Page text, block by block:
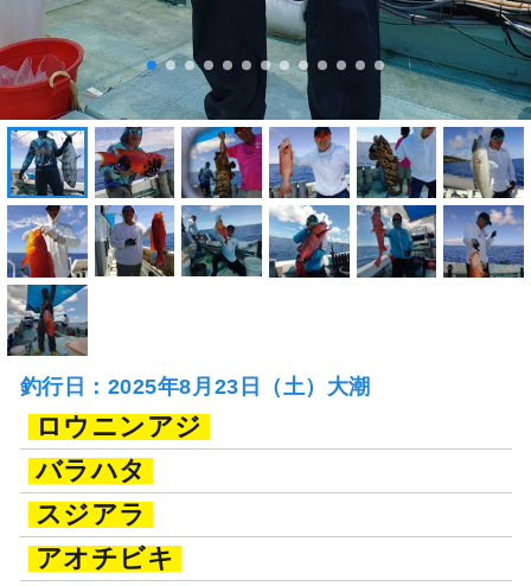
釣行日：2025年8月23日（土）大潮
ロウニンアジ
バラハタ
スジアラ
アオチビキ